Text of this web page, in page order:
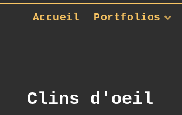
Clins d'oeil
Accueil Portfolios